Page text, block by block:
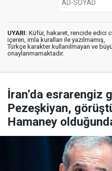
UYARI: Küfür, hakaret, rencide edici
içeren, imla kuralları ile yazılmamış,
Türkçe karakter kullanılmayan ve
onaylanmamaktadır.
İran’da esrarengiz
Pezeşkiyan,
Hamaney